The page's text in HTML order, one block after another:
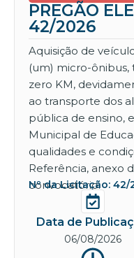
PREGÃO
42/2026
Aquisição de
(um) micro-ônibus,
zero KM,
ao transporte dos
pública de ensino,
Municipal de
qualidades e
Referência, anexo
convocatório.
Nº da Licitação: 42/
Data de
06/08/2026